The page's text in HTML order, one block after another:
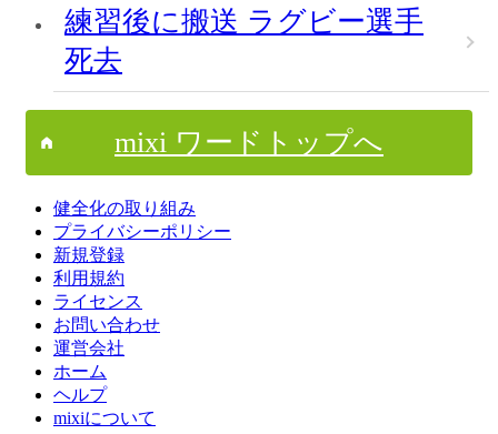
練習後に搬送 ラグビー選手
死去
mixi ワードトップへ
健全化の取り組み
プライバシーポリシー
新規登録
利用規約
ライセンス
お問い合わせ
運営会社
ホーム
ヘルプ
mixiについて